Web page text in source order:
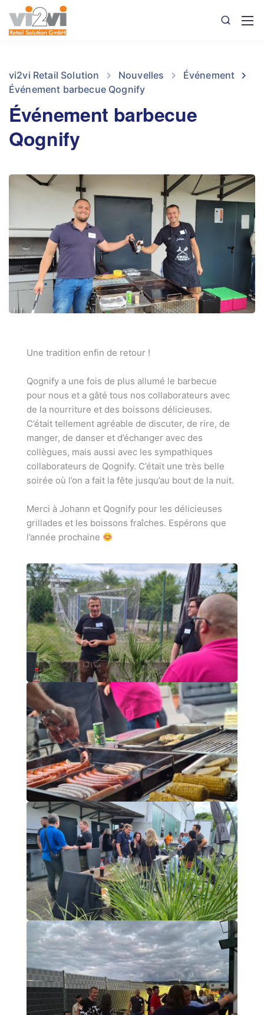
vi2vi Retail Solution Nouvelles
Événement
Événement barbecue Qognify
Événement barbecue
Qognify
Une tradition enfin de retour !
Qognify a une fois de plus allumé le barbecue
pour nous et a gâté tous nos collaborateurs avec
de la nourriture et des boissons délicieuses.
C’était tellement agréable de discuter, de rire, de
manger, de danser et d’échanger avec des
collègues, mais aussi avec les sympathiques
collaborateurs de Qognify. C’était une très belle
soirée où l’on a fait la fête jusqu’au bout de la nuit.
Merci à Johann et Qognify pour les délicieuses
grillades et les boissons fraîches. Espérons que
l’année prochaine